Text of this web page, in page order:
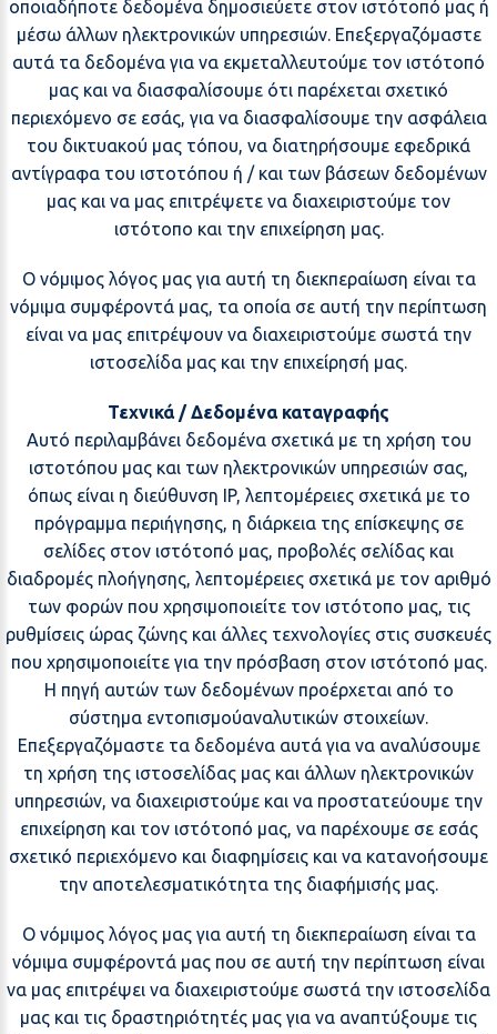
οποιαδήποτε δεδομένα δημοσιεύετε στον ιστότοπό μας ή
μέσω άλλων ηλεκτρονικών υπηρεσιών. Επεξεργαζόμαστε
αυτά τα δεδομένα για να εκμεταλλευτούμε τον ιστότοπό
μας και να διασφαλίσουμε ότι παρέχεται σχετικό
περιεχόμενο σε εσάς, για να διασφαλίσουμε την ασφάλεια
του δικτυακού μας τόπου, να διατηρήσουμε εφεδρικά
αντίγραφα του ιστοτόπου ή / και των βάσεων δεδομένων
μας και να μας επιτρέψετε να διαχειριστούμε τον
ιστότοπο και την επιχείρηση μας.
Ο νόμιμος λόγος μας για αυτή τη διεκπεραίωση είναι τα
νόμιμα συμφέροντά μας, τα οποία σε αυτή την περίπτωση
είναι να μας επιτρέψουν να διαχειριστούμε σωστά την
ιστοσελίδα μας και την επιχείρησή μας.
Τεχνικά / Δεδομένα καταγραφής
Αυτό περιλαμβάνει δεδομένα σχετικά με τη χρήση του
ιστοτόπου μας και των ηλεκτρονικών υπηρεσιών σας,
όπως είναι η διεύθυνση IP, λεπτομέρειες σχετικά με το
πρόγραμμα περιήγησης, η διάρκεια της επίσκεψης σε
σελίδες στον ιστότοπό μας, προβολές σελίδας και
διαδρομές πλοήγησης, λεπτομέρειες σχετικά με τον αριθμό
των φορών που χρησιμοποιείτε τον ιστότοπο μας, τις
ρυθμίσεις ώρας ζώνης και άλλες τεχνολογίες στις συσκευές
που χρησιμοποιείτε για την πρόσβαση στον ιστότοπό μας.
Η πηγή αυτών των δεδομένων προέρχεται από το
σύστημα εντοπισμούαναλυτικών στοιχείων.
Επεξεργαζόμαστε τα δεδομένα αυτά για να αναλύσουμε
τη χρήση της ιστοσελίδας μας και άλλων ηλεκτρονικών
υπηρεσιών, να διαχειριστούμε και να προστατεύουμε την
επιχείρηση και τον ιστότοπό μας, να παρέχουμε σε εσάς
σχετικό περιεχόμενο και διαφημίσεις και να κατανοήσουμε
την αποτελεσματικότητα της διαφήμισής μας.
Ο νόμιμος λόγος μας για αυτή τη διεκπεραίωση είναι τα
νόμιμα συμφέροντά μας που σε αυτή την περίπτωση είναι
να μας επιτρέψει να διαχειριστούμε σωστά την ιστοσελίδα
μας και τις δραστηριότητές μας για να αναπτύξουμε τις